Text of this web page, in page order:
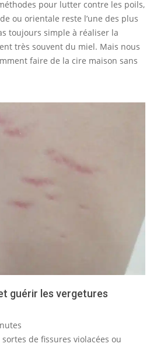
pour lutter contre les poils,
ou orientale reste l’une des plus
toujours simple à réaliser la
très souvent du miel. Mais nous
faire de la cire maison sans
guérir les vergetures
de fissures violacées ou